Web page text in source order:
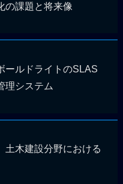
の課題と将来像
ールドライトのSLAS
理システム
土木建設分野における